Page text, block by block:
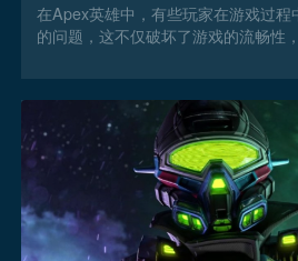
在Apex英雄中，有些玩家在游戏过
的问题，这不仅破坏了游戏的流畅性